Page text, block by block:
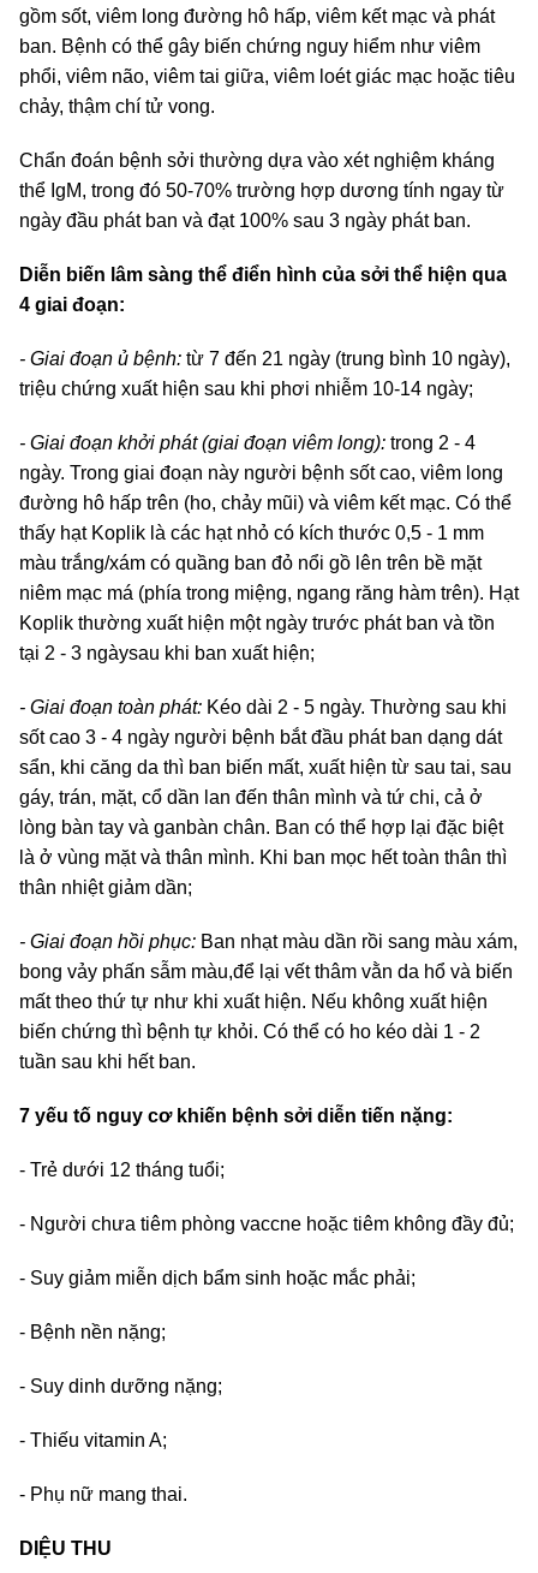
gồm sốt, viêm long đường hô hấp, viêm kết mạc và phát
ban. Bệnh có thể gây biến chứng nguy hiểm như viêm
phổi, viêm não, viêm tai giữa, viêm loét giác mạc hoặc tiêu
chảy, thậm chí tử vong.
Chẩn đoán bệnh sởi thường dựa vào xét nghiệm kháng
thể IgM, trong đó 50-70% trường hợp dương tính ngay từ
ngày đầu phát ban và đạt 100% sau 3 ngày phát ban.
Diễn biến lâm sàng thể điển hình của sởi thể hiện qua
4 giai đoạn:
- Giai đoạn ủ bệnh: từ 7 đến 21 ngày (trung bình 10 ngày),
triệu chứng xuất hiện sau khi phơi nhiễm 10-14 ngày;
- Giai đoạn khởi phát (giai đoạn viêm long): trong 2 - 4
ngày. Trong giai đoạn này người bệnh sốt cao, viêm long
đường hô hấp trên (ho, chảy mũi) và viêm kết mạc. Có thể
thấy hạt Koplik là các hạt nhỏ có kích thước 0,5 - 1 mm
màu trắng/xám có quầng ban đỏ nổi gồ lên trên bề mặt
niêm mạc má (phía trong miệng, ngang răng hàm trên). Hạt
Koplik thường xuất hiện một ngày trước phát ban và tồn
tại 2 - 3 ngàysau khi ban xuất hiện;
- Giai đoạn toàn phát: Kéo dài 2 - 5 ngày. Thường sau khi
sốt cao 3 - 4 ngày người bệnh bắt đầu phát ban dạng dát
sẩn, khi căng da thì ban biến mất, xuất hiện từ sau tai, sau
gáy, trán, mặt, cổ dần lan đến thân mình và tứ chi, cả ở
lòng bàn tay và ganbàn chân. Ban có thể hợp lại đặc biệt
là ở vùng mặt và thân mình. Khi ban mọc hết toàn thân thì
thân nhiệt giảm dần;
- Giai đoạn hồi phục: Ban nhạt màu dần rồi sang màu xám,
bong vảy phấn sẫm màu,để lại vết thâm vằn da hổ và biến
mất theo thứ tự như khi xuất hiện. Nếu không xuất hiện
biến chứng thì bệnh tự khỏi. Có thể có ho kéo dài 1 - 2
tuần sau khi hết ban.
7 yếu tố nguy cơ khiến bệnh sởi diễn tiến nặng:
- Trẻ dưới 12 tháng tuổi;
- Người chưa tiêm phòng vaccne hoặc tiêm không đầy đủ;
- Suy giảm miễn dịch bẩm sinh hoặc mắc phải;
- Bệnh nền nặng;
- Suy dinh dưỡng nặng;
- Thiếu vitamin A;
- Phụ nữ mang thai.
DIỆU THU